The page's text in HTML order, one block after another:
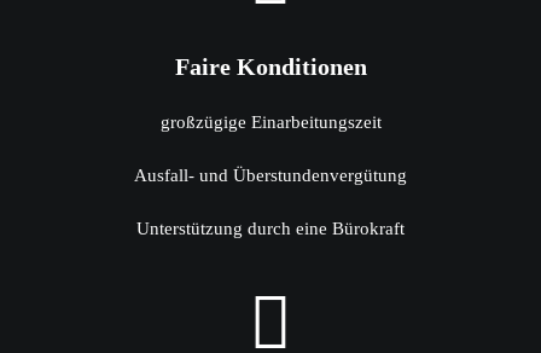
Faire Konditionen
großzügige Einarbeitungszeit
Ausfall- und Überstundenvergütung
Unterstützung durch eine Bürokraft